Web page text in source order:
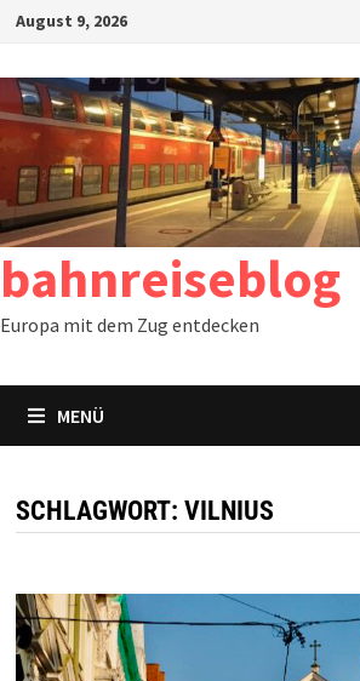
Zum
springen
August 9, 2026
bahnreiseblog
Europa mit dem Zug entdecken
MENÜ
SCHLAGWORT: VILNIUS